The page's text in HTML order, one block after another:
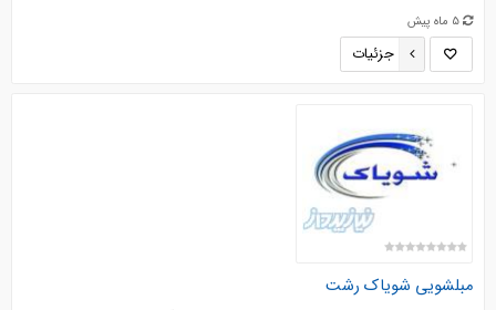
5 ماه پیش
جزئیات
مبلشویی شویاک رشت